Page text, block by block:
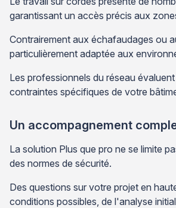
garantissant un accès précis aux
Contrairement aux échafaudages ou
particulièrement adaptée aux
Les professionnels du réseau
contraintes spécifiques de votre
Un accompagnement
La solution Plus que pro ne se limite
des normes de sécurité.
Des questions sur votre projet en
conditions possibles, de l'analyse